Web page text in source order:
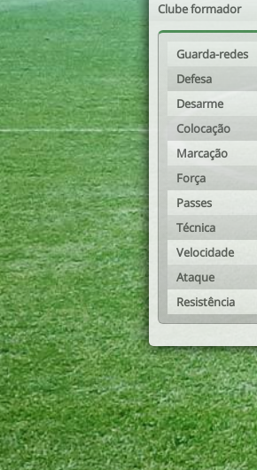
Clube formador
Guarda-redes
Defesa
Desarme
Colocação
Marcação
Força
Passes
Técnica
Velocidade
Ataque
Resistência